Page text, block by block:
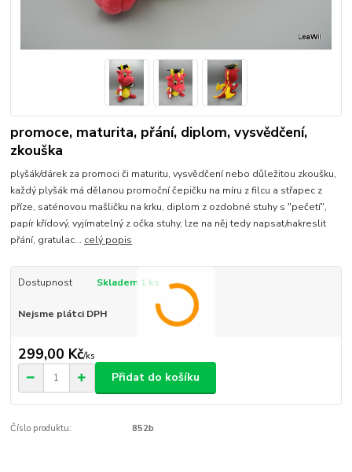
promoce, maturita, přání, diplom, vysvědčení,
zkouška
plyšák/dárek za promoci či maturitu, vysvědčení nebo důležitou zkoušku,
každý plyšák má dělanou promoční čepičku na míru z filcu a střapec z
příze, saténovou mašličku na krku, diplom z ozdobné stuhy s "pečetí",
papír křídový, vyjímatelný z očka stuhy, lze na něj tedy napsat/nakreslit
přání, gratulac... celý popis
Dostupnost Skladem 1 ks
Nejsme plátci DPH
299,00 Kč/ks
Přidat do košíku
Číslo produktu: 852b